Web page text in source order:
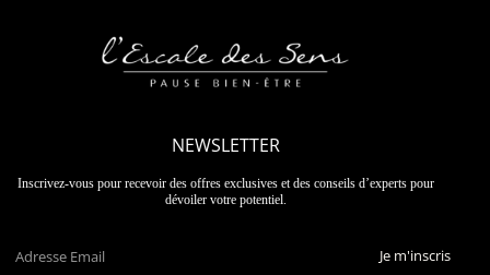
NEWSLETTER
Inscrivez-vous pour recevoir des offres exclusives et des conseils d’experts pour
dévoiler votre potentiel.
Je m'inscris